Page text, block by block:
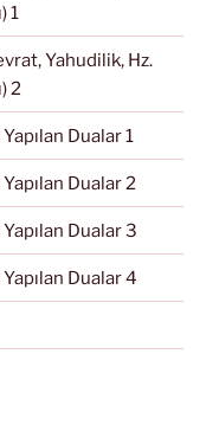
1
Yahudilik, Hz.
2
Dualar 1
Dualar 2
Dualar 3
Dualar 4